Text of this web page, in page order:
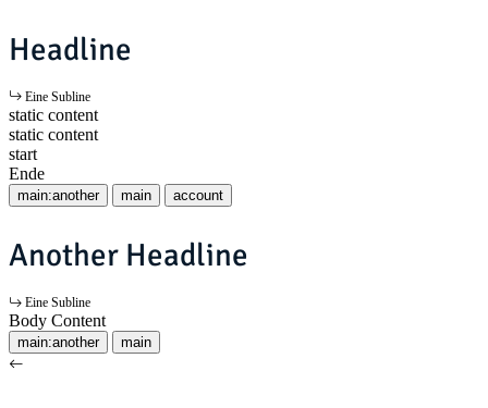
Headline
Eine Subline
static content
static content
start
Ende
main:another main account
Another Headline
Eine Subline
Body Content
main:another main